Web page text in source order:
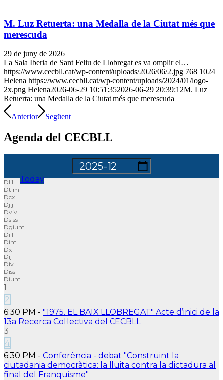
M. Luz Retuerta: una Medalla de la Ciutat més que
merescuda
29 de juny de 2026
La Sala Iberia de Sant Feliu de Llobregat es va omplir el…
https://www.cecbll.cat/wp-content/uploads/2026/06/2.jpg 768 1024
Helena https://www.cecbll.cat/wp-content/uploads/2024/01/logo-
2x.png Helena2026-06-29 10:51:352026-06-29 20:39:12M. Luz
Retuerta: una Medalla de la Ciutat més que merescuda
Anterior Següent
Agenda del CECBLL
Today
Dl
Dt
Dc
Dj
Dv
Ds
Dg
D
D
D
D
D
D
D
1
2
6:30 PM - "1975. EL BAIX LLOBREGAT" Acte d’inici de la
13a Recerca Col·lectiva del CECBLL
3
4
6:30 PM - Conferència - debat "Construint la
ciutadania democràtica: la lluita contra la dictadura al
final del Franquisme"